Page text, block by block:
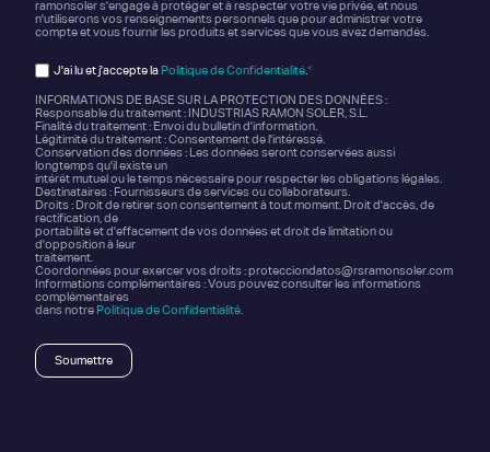
ramonsoler s'engage à protéger et à respecter votre vie privée, et nous
n'utiliserons vos renseignements personnels que pour administrer votre
compte et vous fournir les produits et services que vous avez demandés.
J'ai lu et j'accepte la Politique de Confidentialité .*
INFORMATIONS DE BASE SUR LA PROTECTION DES DONNÉES :
Responsable du traitement : INDUSTRIAS RAMON SOLER, S.L.
Finalité du traitement : Envoi du bulletin d'information.
Légitimité du traitement : Consentement de l'intéressé.
Conservation des données : Les données seront conservées aussi
longtemps qu'il existe un
intérêt mutuel ou le temps nécessaire pour respecter les obligations légales.
Destinataires : Fournisseurs de services ou collaborateurs.
Droits : Droit de retirer son consentement à tout moment. Droit d'accès, de
rectification, de
portabilité et d'effacement de vos données et droit de limitation ou
d'opposition à leur
traitement.
Coordonnées pour exercer vos droits : protecciondatos@rsramonsoler.com
Informations complémentaires : Vous pouvez consulter les informations
complémentaires
dans notre Politique de Confidentialité.